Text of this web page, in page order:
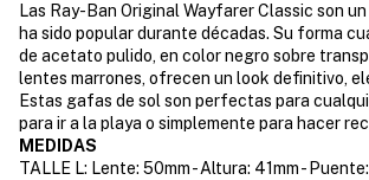
Las Ray-Ban Original Wayfarer Classic son
ha sido popular durante décadas. Su forma
de acetato pulido, en color negro sobre
lentes marrones, ofrecen un look definitivo,
Estas gafas de sol son perfectas para
para ir a la playa o simplemente para hacer
MEDIDAS
TALLE L: Lente: 50mm - Altura: 41mm -